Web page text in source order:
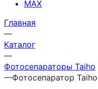
MAX
Главная
—
Каталог
—
Фотосепараторы Taiho
—Фотосепаратор